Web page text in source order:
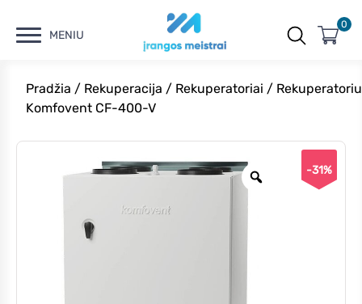
MENIU
0
Pradžia / Rekuperacija / Rekuperatoriai /
Komfovent CF-400-V
-31%